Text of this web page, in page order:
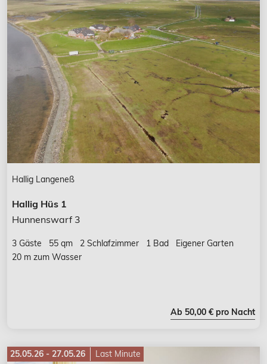
Hallig Langeneß
Hallig Hüs 1
Hunnenswarf 3
3 Gäste 55 qm 2 Schlafzimmer 1 Bad
Eigener Garten
20 m zum Wasser
Ab 50,00 € pro Nacht
25.05.26 - 27.05.26 Last Minute